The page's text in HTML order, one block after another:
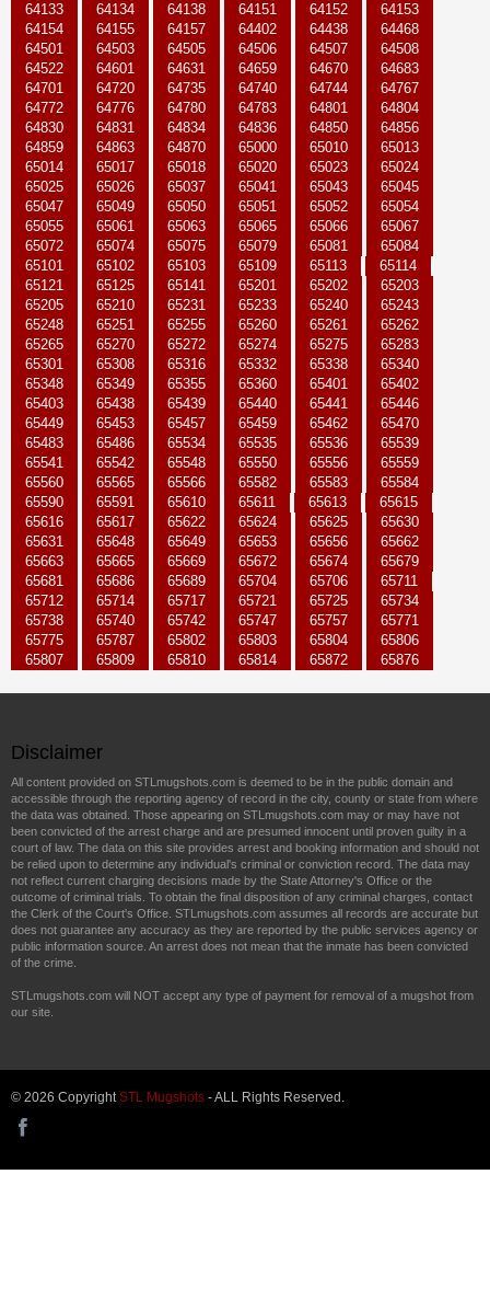
64133
64134 64138 64151 64152
64153
64154
64155 64157 64402 64438
64468
64501
64503 64505 64506 64507
64508
64522
64601 64631 64659 64670
64683
64701
64720 64735 64740 64744
64767
64772
64776 64780 64783 64801
64804
64830
64831 64834 64836 64850
64856
64859
64863 64870 65000 65010
65013
65014
65017 65018 65020 65023
65024
65025
65026 65037 65041 65043
65045
65047
65049 65050 65051 65052
65054
65055
65061 65063 65065 65066
65067
65072
65074 65075 65079 65081
65084
65101
65102 65103 65109 65113
65114
65121
65125 65141 65201 65202
65203
65205
65210 65231 65233 65240
65243
65248
65251 65255 65260 65261
65262
65265
65270 65272 65274 65275
65283
65301
65308 65316 65332 65338
65340
65348
65349 65355 65360 65401
65402
65403
65438 65439 65440 65441
65446
65449
65453 65457 65459 65462
65470
65483
65486 65534 65535 65536
65539
65541
65542 65548 65550 65556
65559
65560
65565 65566 65582 65583
65584
65590
65591 65610 65611 65613
65615
65616
65617 65622 65624 65625
65630
65631
65648 65649 65653 65656
65662
65663
65665 65669 65672 65674
65679
65681
65686 65689 65704 65706
65711
65712
65714 65717 65721 65725
65734
65738
65740 65742 65747 65757
65771
65775
65787 65802 65803 65804
65806
65807
65809 65810 65814 65872 65876
Disclaimer
All content provided on STLmugshots.com is deemed to be in the public domain and
accessible through the reporting agency of record in the city, county or state from where
the data was obtained. Those appearing on STLmugshots.com may or may have not
been convicted of the arrest charge and are presumed innocent until proven guilty in a
court of law. The data on this site provides arrest and booking information and should not
be relied upon to determine any individual's criminal or conviction record. The data may
not reflect current charging decisions made by the State Attorney's Office or the
outcome of criminal trials. To obtain the final disposition of any criminal charges, contact
the Clerk of the Court's Office. STLmugshots.com assumes all records are accurate but
does not guarantee any accuracy as they are reported by the public services agency or
public information source. An arrest does not mean that the inmate has been convicted
of the crime.
STLmugshots.com will NOT accept any type of payment for removal of a mugshot from
our site.
© 2026 Copyright STL Mugshots - ALL Rights Reserved.